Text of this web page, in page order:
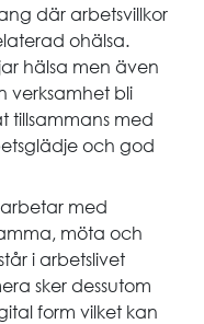
där arbetsvillkor
ohälsa.
hälsa men även
verksamhet bli
tillsammans med
och god
med
möta och
i arbetslivet
sker dessutom
form vilket kan